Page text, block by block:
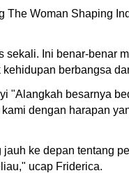
Woman Shaping
Ini benar-benar
berbangsa
"Alangkah besarnya
dengan harapan
ke depan tentang
ucap Friderica.